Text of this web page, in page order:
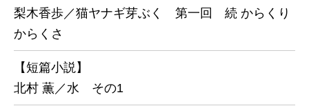
梨木香歩／猫ヤナギ芽ぶく 第一回 続 からくり
からくさ
【短篇小説】
北村 薫／水 その1